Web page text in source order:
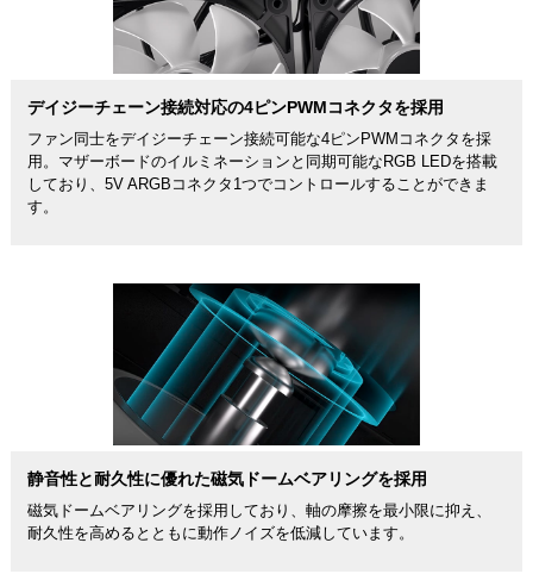
デイジーチェーン接続対応の4ピンPWMコネクタを採用
ファン同士をデイジーチェーン接続可能な4ピンPWMコネクタを採
用。マザーボードのイルミネーションと同期可能なRGB LEDを搭載
しており、5V ARGBコネクタ1つでコントロールすることができま
す。
静音性と耐久性に優れた磁気ドームベアリングを採用
磁気ドームベアリングを採用しており、軸の摩擦を最小限に抑え、
耐久性を高めるとともに動作ノイズを低減しています。